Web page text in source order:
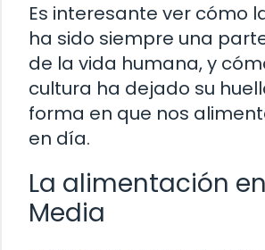
Es interesante ver cómo
ha sido siempre una
de la vida humana, y
cultura ha dejado su
forma en que nos
en día.
La alimentación
Media